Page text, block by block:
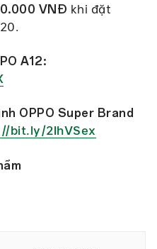
VNĐ khi đặt
A12:
OPPO Super Brand
bit.ly/2IhVSex